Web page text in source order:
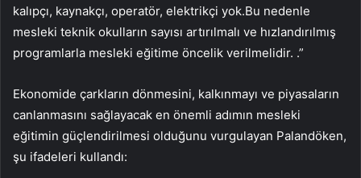
kalıpçı, kaynakçı, operatör, elektrikçi yok.Bu nedenle
mesleki teknik okulların sayısı artırılmalı ve hızlandırılmış
programlarla mesleki eğitime öncelik verilmelidir. .”
Ekonomide çarkların dönmesini, kalkınmayı ve piyasaların
canlanmasını sağlayacak en önemli adımın mesleki
eğitimin güçlendirilmesi olduğunu vurgulayan Palandöken,
şu ifadeleri kullandı: